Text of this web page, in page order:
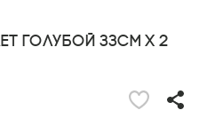
голубой 33см х 2